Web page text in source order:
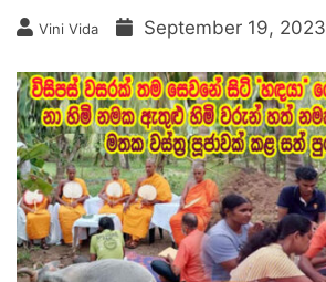
Vini Vida September 19, 2023